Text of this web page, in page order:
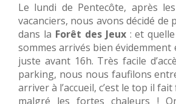
Le lundi de Pentecôte, après
vacanciers, nous avons décidé de
dans la Forêt des Jeux : et
sommes arrivés bien évidemment
juste avant 16h. Très facile
parking, nous nous faufilons
arriver à l’accueil, c’est le top il
malgré les fortes chaleurs !